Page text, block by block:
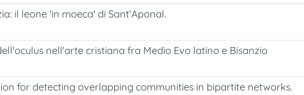
il leone 'in moeca' di Sant’Aponal.
nell'arte cristiana fra Medio Evo latino e Bisanzio
for detecting overlapping communities in bipartite networks.